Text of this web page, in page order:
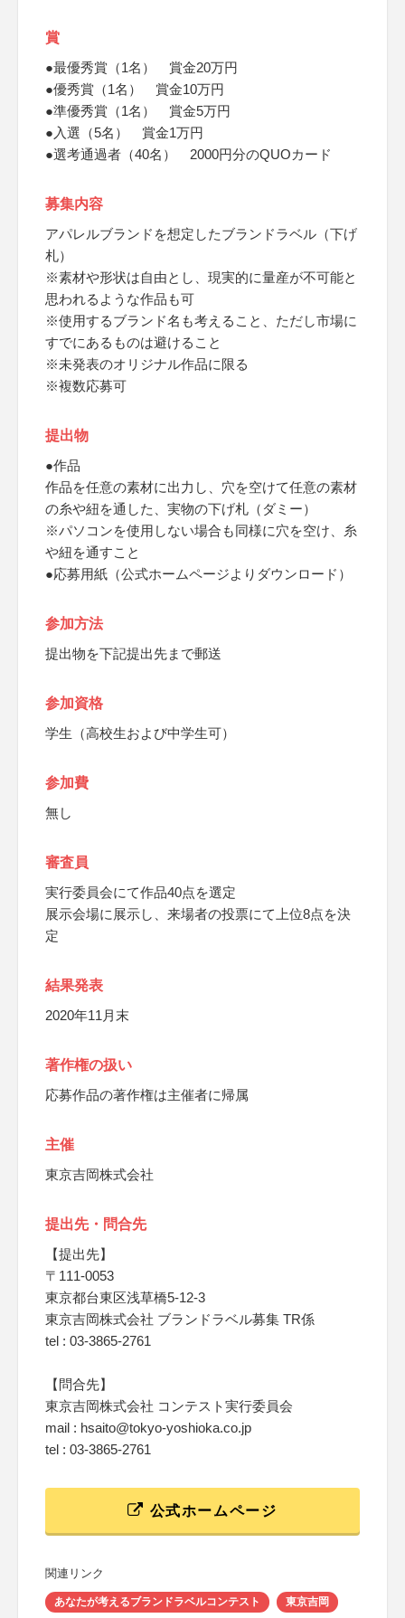
賞
●最優秀賞（1名） 賞金20万円
●優秀賞（1名） 賞金10万円
●準優秀賞（1名） 賞金5万円
●入選（5名） 賞金1万円
●選考通過者（40名） 2000円分のQUOカード
募集内容
アパレルブランドを想定したブランドラベル（下げ
札）
※素材や形状は自由とし、現実的に量産が不可能と
思われるような作品も可
※使用するブランド名も考えること、ただし市場に
すでにあるものは避けること
※未発表のオリジナル作品に限る
※複数応募可
提出物
●作品
作品を任意の素材に出力し、穴を空けて任意の素材
の糸や紐を通した、実物の下げ札（ダミー）
※パソコンを使用しない場合も同様に穴を空け、糸
や紐を通すこと
●応募用紙（公式ホームページよりダウンロード）
参加方法
提出物を下記提出先まで郵送
参加資格
学生（高校生および中学生可）
参加費
無し
審査員
実行委員会にて作品40点を選定
展示会場に展示し、来場者の投票にて上位8点を決
定
結果発表
2020年11月末
著作権の扱い
応募作品の著作権は主催者に帰属
主催
東京吉岡株式会社
提出先・問合先
【提出先】
〒111-0053
東京都台東区浅草橋5-12-3
東京吉岡株式会社 ブランドラベル募集 TR係
tel : 03-3865-2761
【問合先】
東京吉岡株式会社 コンテスト実行委員会
mail : hsaito@tokyo-yoshioka.co.jp
tel : 03-3865-2761
公式ホームページ
関連リンク
あなたが考えるブランドラベルコンテスト 東京吉岡